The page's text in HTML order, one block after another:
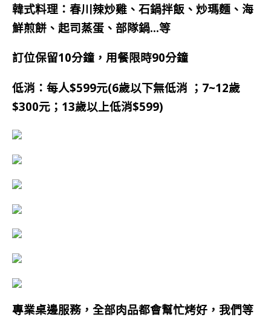
韓式料理：春川辣炒雞、石鍋拌飯、炒瑪麵、海
鮮煎餅、起司蒸蛋、部隊鍋…等
訂位保留10分鐘，用餐限時90分鐘
低消：每人$599元(6歲以下無低消 ；7~12歲
$300元；13歲以上低消$599)
專業桌邊服務，全部肉品都會幫忙烤好，我們等